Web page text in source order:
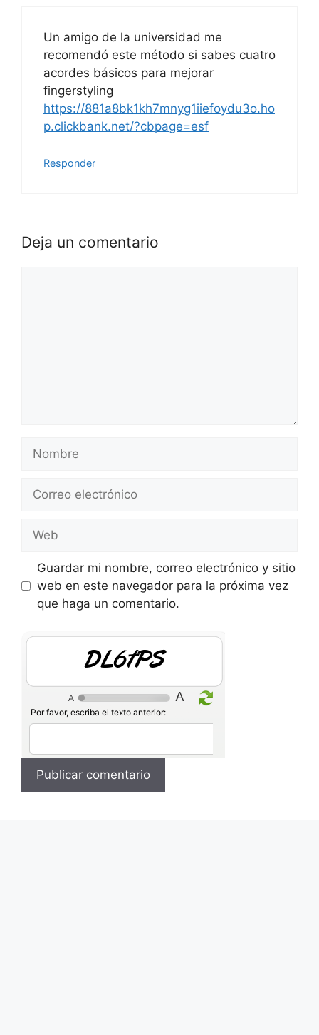
Un amigo de la universidad me
recomendó este método si sabes cuatro
acordes básicos para mejorar
fingerstyling
https://881a8bk1kh7mnyg1iiefoydu3o.ho
p.clickbank.net/?cbpage=esf
Responder
Deja un comentario
Nombre
Correo
Web
Guardar mi nombre, correo electrónico y sitio
web en este navegador para la próxima vez
que haga un comentario.
PUWs4m
Por favor, escriba el texto anterior: